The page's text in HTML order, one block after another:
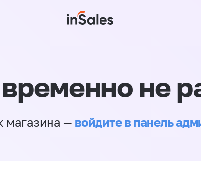
не
магазина — войдите в панель